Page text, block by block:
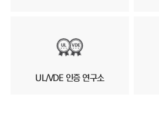
UL/VDE 인증 연구소